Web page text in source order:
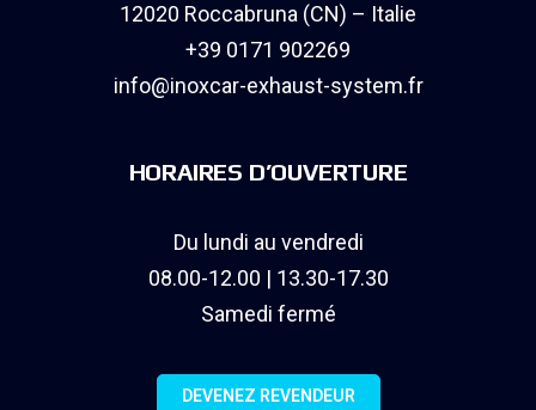
12020 Roccabruna (CN) – Italie
+39 0171 902269
info@inoxcar-exhaust-system.fr
HORAIRES D’OUVERTURE
Du lundi au vendredi
08.00-12.00 | 13.30-17.30
Samedi fermé
DEVENEZ REVENDEUR